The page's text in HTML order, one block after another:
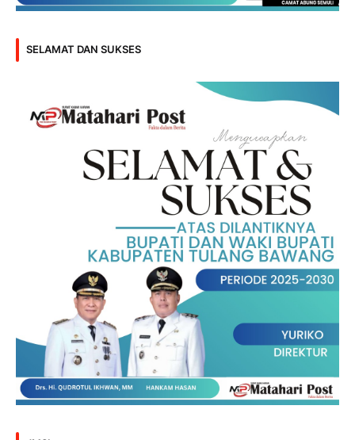
SELAMAT DAN SUKSES